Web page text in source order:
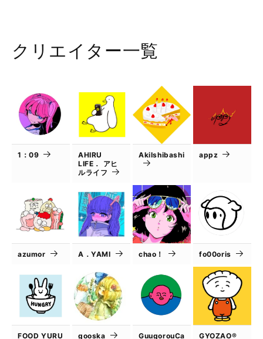
クリエイター一覧
1：09
AHIRU
LIFE． アヒ
ルライフ
AkiIshibashi appz
azumor A．YAMI chao！ fo00oris
FOOD YURU
gooska
GuugorouCa
GYOZAO®